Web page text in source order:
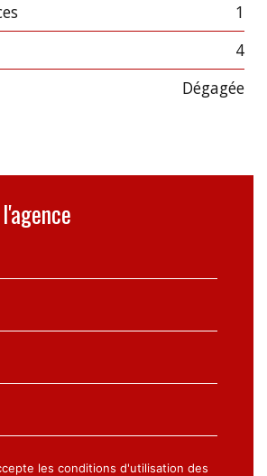
1
4
dégagée
les conditions d'utilisation des